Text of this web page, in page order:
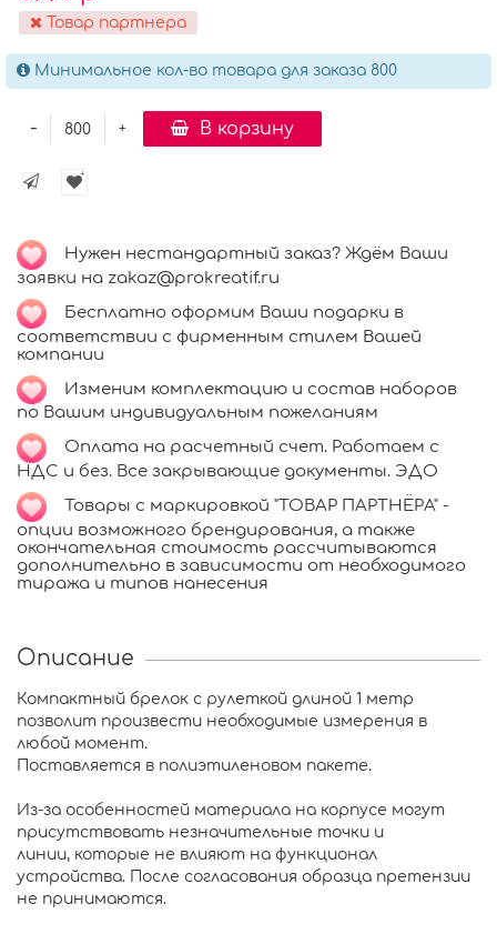
Товар партнера
Минимальное кол-во товара для заказа 800
+
- В корзину
Нужен нестандартный заказ? Ждём Ваши
заявки на zakaz@prokreatif.ru
Бесплатно оформим Ваши подарки в
соответствии с фирменным стилем Вашей
компании
Изменим комплектацию и состав наборов
по Вашим индивидуальным пожеланиям
Оплата на расчетный счет. Работаем с
НДС и без. Все закрывающие документы. ЭДО
Товары с маркировкой "ТОВАР ПАРТНЁРА" -
опции возможного брендирования, а также
окончательная стоимость рассчитываются
дополнительно в зависимости от необходимого
тиража и типов нанесения
Описание
Компактный брелок с рулеткой длиной 1 метр
позволит произвести необходимые измерения в
любой момент.
Поставляется в полиэтиленовом пакете.
Из-за особенностей материала на корпусе могут
присутствовать незначительные точки и
линии, которые не влияют на функционал
устройства. После согласования образца претензии
не принимаются.